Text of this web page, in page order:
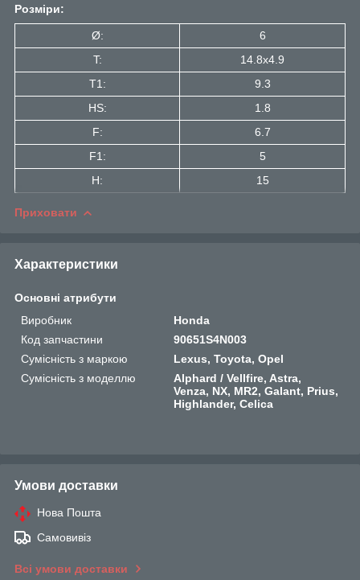
Розміри:
Ø:
6
T:
14.8x4.9
T1:
9.3
HS:
1.8
F:
6.7
F1:
5
H:
15
Приховати
Характеристики
Основні атрибути
Виробник
Honda
Код запчастини
90651S4N003
Сумісність з маркою
Lexus, Toyota, Opel
Сумісність з моделлю
Alphard / Vellfire, Astra,
Venza, NX, MR2, Galant, Prius,
Highlander, Celica
Умови доставки
Нова Пошта
Самовивіз
Всі умови доставки